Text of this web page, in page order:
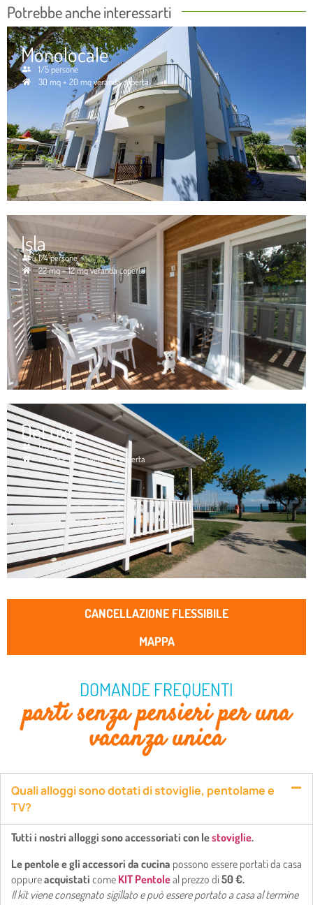
Potrebbe anche interessarti
Monolocale
1/5 persone
30 mq + 20 mq veranda coperta
Isla
1/4 persone
22 mq + 12 mq veranda coperta
DeLuxe
1/5 persone
24 mq + 13 mq veranda coperta
CANCELLAZIONE FLESSIBILE
MAPPA
DOMANDE FREQUENTI
parti senza pensieri per una
vacanza unica
Quali alloggi sono dotati di stoviglie, pentolame e
TV?
Tutti i nostri alloggi sono accessoriati con lestoviglie.
Le pentole e gli accessori da cucina possono essere portati da casa
oppureacquistati come KIT Pentoleal prezzo di 50 €.
Il kit viene consegnato sigillato e può essere portato a casa al termine